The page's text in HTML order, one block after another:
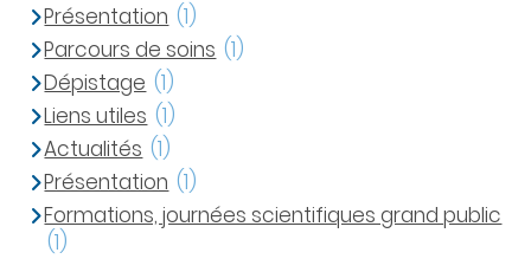
Présentation (1)
Parcours de soins (1)
Dépistage (1)
Liens utiles (1)
Actualités (1)
Présentation (1)
Formations, journées scientifiques grand public
(1)